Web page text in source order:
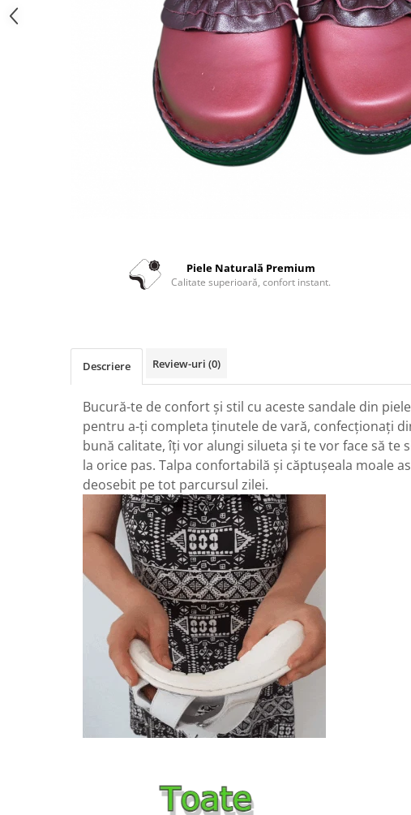
Piele Naturală Premium
Calitate superioară, confort instant.
Descriere Review-uri (0)
Bucură-te de confort și stil cu aceste sandale din
pentru a-ți completa ținutele de vară, confecționați
bună calitate, îți vor alungi silueta și te vor face să te
la orice pas. Talpa confortabilă și căptușeala moale
deosebit pe tot parcursul zilei.